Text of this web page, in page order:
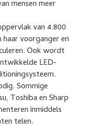
mensen meer
van 4.800
haar voorganger en
Ook wordt
LED-
Sommige
Toshiba en Sharp
inmiddels
telen.